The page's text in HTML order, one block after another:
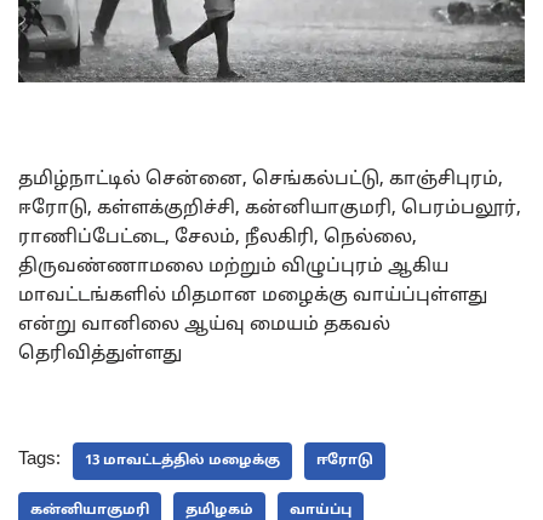
தமிழ்நாட்டில் சென்னை, செங்கல்பட்டு, காஞ்சிபுரம்,
ஈரோடு, கள்ளக்குறிச்சி, கன்னியாகுமரி, பெரம்பலூர்,
ராணிப்பேட்டை, சேலம், நீலகிரி, நெல்லை,
திருவண்ணாமலை மற்றும் விழுப்புரம் ஆகிய
மாவட்டங்களில் மிதமான மழைக்கு வாய்ப்புள்ளது
என்று வானிலை ஆய்வு மையம் தகவல்
தெரிவித்துள்ளது
Tags: 13 மாவட்டத்தில் மழைக்கு ஈரோடு
கன்னியாகுமரி தமிழகம் வாய்ப்பு